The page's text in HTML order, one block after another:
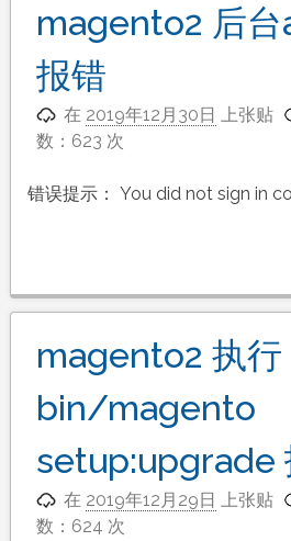
magento2 后
报错
在 2019年12月30日 上张贴
数：623 次
错误提示： You did not sign in
magento2 执行
bin/magento
setup:upgrade
在 2019年12月29日 上张贴
数：624 次